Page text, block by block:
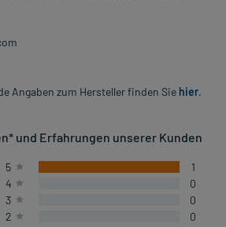
Angaben zum Hersteller finden Sie hier.
und Erfahrungen unserer Kunden
5
1
4
0
3
0
2
0